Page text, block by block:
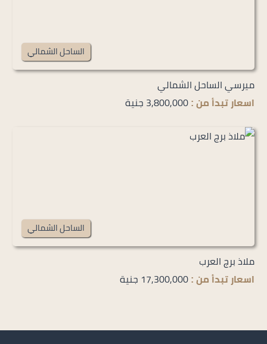
الساحل الشمالي
ميرسي الساحل الشمالي
اسعار تبدأ من : 3,800,000 جنية
الساحل الشمالي
ملاذ برج العرب
اسعار تبدأ من : 17,300,000 جنية